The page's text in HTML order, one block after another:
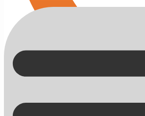
Kontakt på +45 70 13 63 23